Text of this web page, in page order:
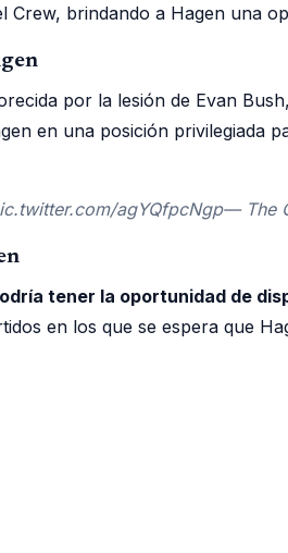
brindando a Hagen una
por la lesión de Evan
en una posición privilegiada
agYQfpcNgp— The
tener la oportunidad de
en los que se espera que